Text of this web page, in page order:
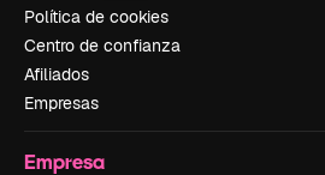
Política de cookies
Centro de confianza
Afiliados
Empresas
Empresa